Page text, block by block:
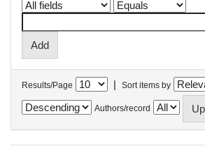
Results/Page | Sort items by
Authors/record